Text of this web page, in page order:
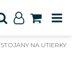
STOJANY NA UTIERKY